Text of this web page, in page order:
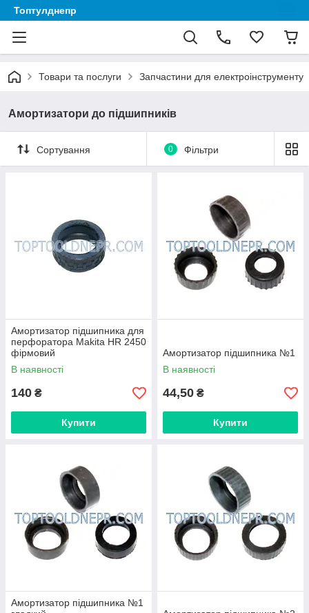
Топтулднепр
Товари та послуги Запчастини для електроінструменту
Амортизатори до підшипників
Сортування 0 Фільтри
Амортизатор підшипника для
перфоратора Makita HR 2450
фірмовий
В наявності
140 ₴
Купити
Амортизатор підшипника №1
В наявності
44,50 ₴
Купити
Амортизатор підшипника №1